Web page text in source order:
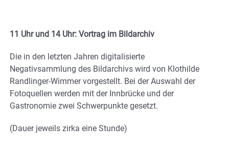
11 Uhr und 14 Uhr: Vortrag im Bildarchiv
Die in den letzten Jahren digitalisierte
Negativsammlung des Bildarchivs wird von Klothilde
Randlinger-Wimmer vorgestellt. Bei der Auswahl der
Fotoquellen werden mit der Innbrücke und der
Gastronomie zwei Schwerpunkte gesetzt.
(Dauer jeweils zirka eine Stunde)